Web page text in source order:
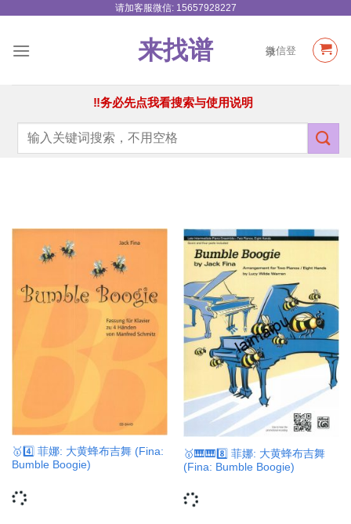
请加客服微信: 15657928227
来找谱 微信登录
‼务必先点我看搜索与使用说明
🥇4️⃣ 菲娜: 大黄蜂布吉舞 (Fina:
Bumble Boogie)
🥇🎹🎹8️⃣ 菲娜: 大黄蜂布吉舞
(Fina: Bumble Boogie)